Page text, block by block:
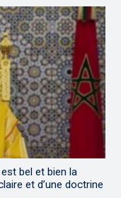
bel et bien la
et d’une doctrine